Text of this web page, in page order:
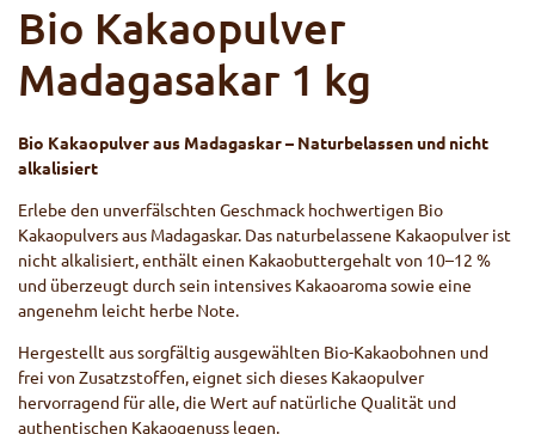
Bio Kakaopulver
Madagasakar 1 kg
Bio Kakaopulver aus Madagaskar – Naturbelassen und nicht
alkalisiert
Erlebe den unverfälschten Geschmack hochwertigen Bio
Kakaopulvers aus Madagaskar. Das naturbelassene Kakaopulver ist
nicht alkalisiert, enthält einen Kakaobuttergehalt von 10–12 %
und überzeugt durch sein intensives Kakaoaroma sowie eine
angenehm leicht herbe Note.
Hergestellt aus sorgfältig ausgewählten Bio-Kakaobohnen und
frei von Zusatzstoffen, eignet sich dieses Kakaopulver
hervorragend für alle, die Wert auf natürliche Qualität und
authentischen Kakaogenuss legen.